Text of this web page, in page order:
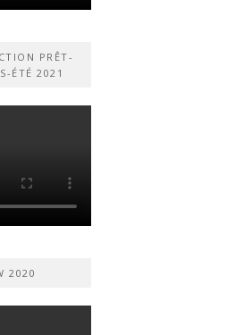
PRÊT-
ÉTÉ 2021
2020